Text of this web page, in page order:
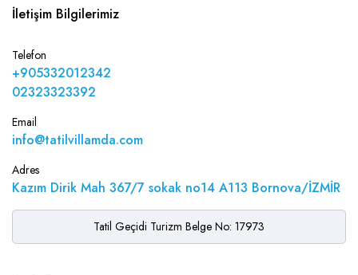
İletişim Bilgilerimiz
Telefon
+905332012342
02323323392
Email
info@tatilvillamda.com
Adres
Kazım Dirik Mah 367/7 sokak no14 A113 Bornova/İZMİR
Tatil Geçidi Turizm Belge No: 17973